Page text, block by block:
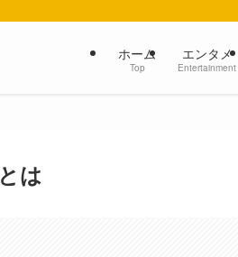
ホーム
Top
エンタメ
Entertainment
は